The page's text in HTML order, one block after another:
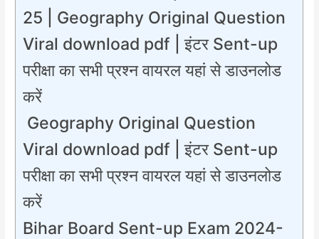
25 | Geography Original Question
Viral download pdf | इंटर Sent-up
परीक्षा का सभी प्रश्न वायरल यहां से डाउनलोड
करें
Geography Original Question
Viral download pdf | इंटर Sent-up
परीक्षा का सभी प्रश्न वायरल यहां से डाउनलोड
करें
Bihar Board Sent-up Exam 2024-